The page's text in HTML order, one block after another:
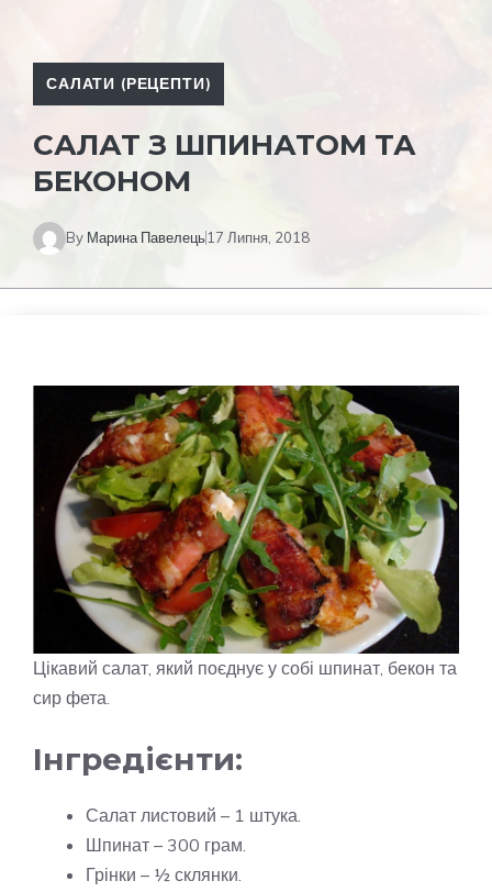
САЛАТИ (РЕЦЕПТИ)
САЛАТ З ШПИНАТОМ ТА
БЕКОНОМ
By Марина Павелець17 Липня, 2018
Цікавий салат, який поєднує у собі шпинат, бекон та
сир фета.
Інгредієнти:
Салат листовий – 1 штука.
Шпинат – 300 грам.
Грінки – ½ склянки.